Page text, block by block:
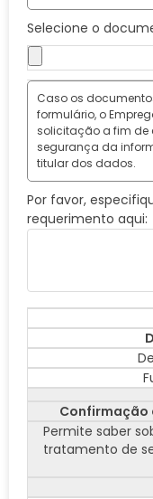
Selecione o
Caso os
formulário, o
solicitação a fim de
segurança da
titular dos dados.
Por favor,
requerimento aqui:
Permite saber
tratamento de